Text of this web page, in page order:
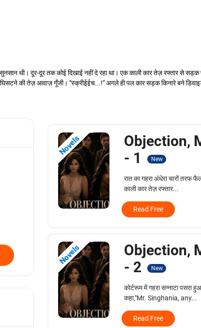
थी। दूर-दूर तक कोई दिखाई नहीं दे रहा था। एक काली कार तेज़ रफ्तार से
की तेज़ आवाज़ गूँजी। "स्क्रीईईच...!" अगले ही पल कार सड़क किनारे बने
Novels
Objection,
- 1
New
रात का गहरा अंधेरा चारों
काली कार तेज़ रफ्तार...
Read Free
Novels
Objection,
- 2
New
कोर्टरूम में गहरा सन्नाटा
कहा,"Mr. Singhania, any...
Read Free